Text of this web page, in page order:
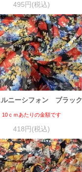
495円(税込)
ルニーシフォン ブラック
10ｃｍあたりの金額です
418円(税込)